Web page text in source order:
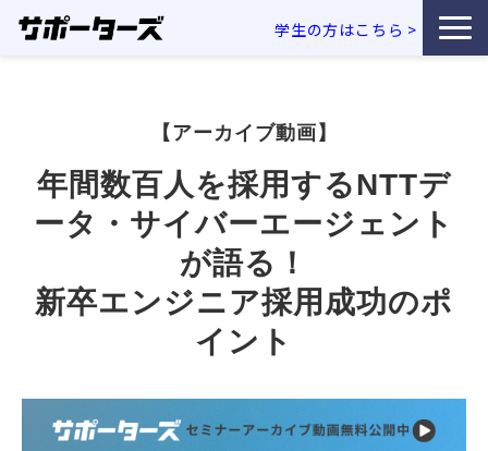
学生の方はこちら >
利用企業事例
セミナー・イベント
【アーカイブ動画】
年間数百人を採用するNTTデ
ータ・サイバーエージェント
が語る！
新卒エンジニア採用成功のポ
イント